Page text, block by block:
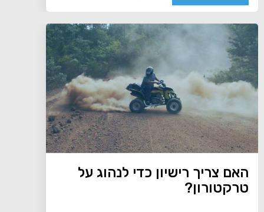
האם צריך רישיון כדי לנהוג על
טרקטורון?